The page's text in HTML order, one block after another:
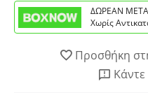
ΔΩΡΕΑΝ
Χωρίς
Προσθήκη